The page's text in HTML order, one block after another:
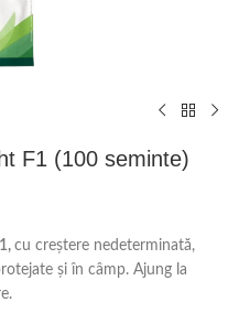
F1 (100 seminte)
cu creștere nedeterminată,
și în câmp. Ajung la